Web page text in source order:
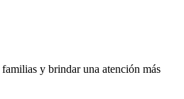
y brindar una atención más